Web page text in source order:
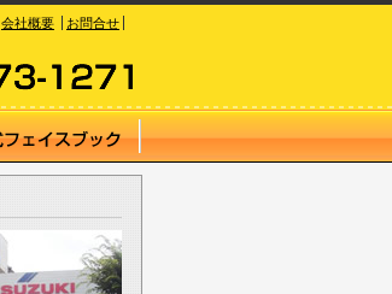
会社概要 お問合せ